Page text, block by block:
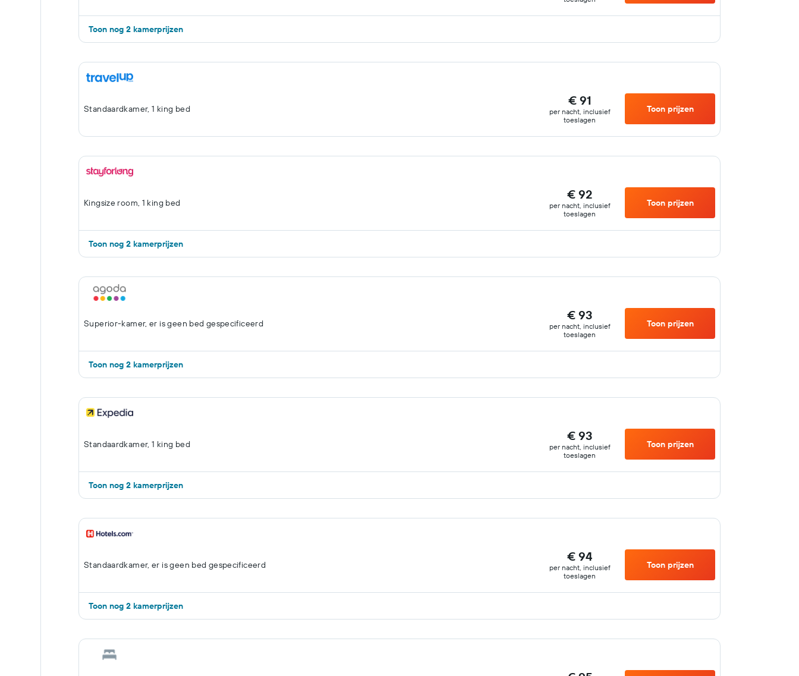
Toon nog 2 kamerprijzen
Standaardkamer, 1 king bed
€ 91
per nacht, inclusief
toeslagen
Toon prijzen
Kingsize room, 1 king bed
€ 92
per nacht, inclusief
toeslagen
Toon prijzen
Toon nog 2 kamerprijzen
Superior-kamer, er is geen bed gespecificeerd
€ 93
per nacht, inclusief
toeslagen
Toon prijzen
Toon nog 2 kamerprijzen
Standaardkamer, 1 king bed
€ 93
per nacht, inclusief
toeslagen
Toon prijzen
Toon nog 2 kamerprijzen
Standaardkamer, er is geen bed gespecificeerd
€ 94
per nacht, inclusief
toeslagen
Toon prijzen
Toon nog 2 kamerprijzen